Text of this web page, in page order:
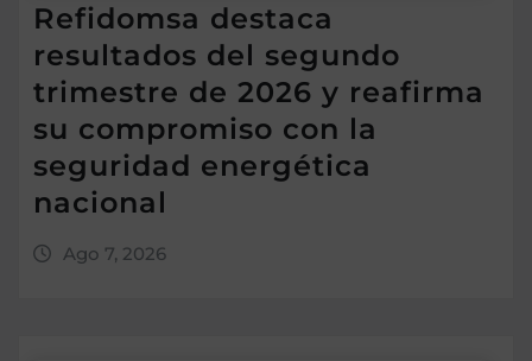
Refidomsa destaca
resultados del segundo
trimestre de 2026 y reafirma
su compromiso con la
seguridad energética
nacional
Ago 7, 2026